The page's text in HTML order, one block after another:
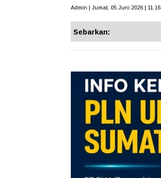
Admin | Jumat, 05 Juni 2026 | 11.16
Sebarkan: